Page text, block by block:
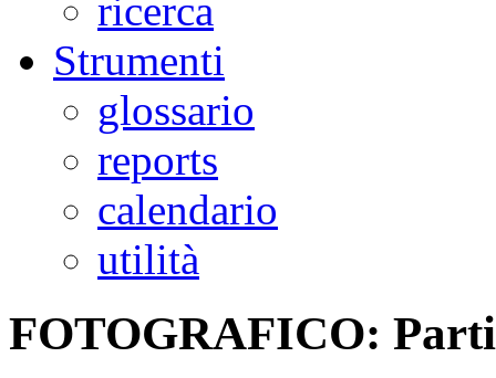
ricerca
Strumenti
glossario
reports
calendario
utilità
FOTOGRAFICO: